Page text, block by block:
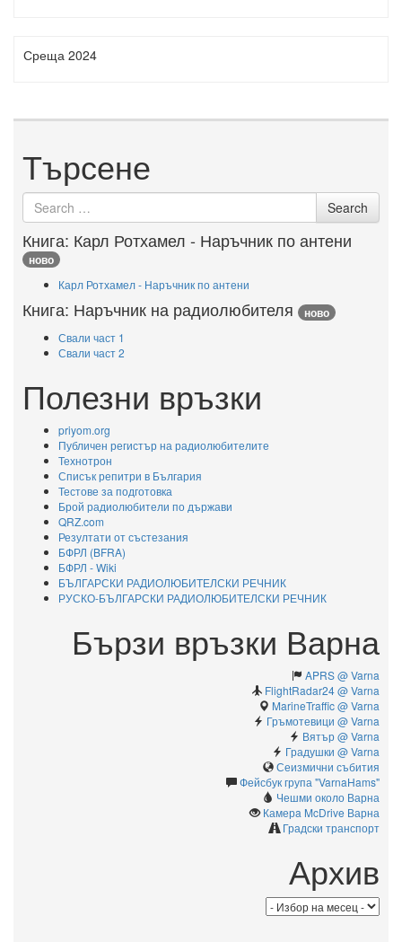
Среща 2024
Търсене
Search
for
Search
Книга: Карл Ротхамел - Наръчник по антени
ново
Карл Ротхамел - Наръчник по антени
Книга: Наръчник на радиолюбителя ново
Свали част 1
Свали част 2
Полезни връзки
priyom.org
Публичен регистър на радиолюбителите
Технотрон
Списък репитри в България
Тестове за подготовка
Брой радиолюбители по държави
QRZ.com
Резултати от състезания
БФРЛ (BFRA)
БФРЛ - Wiki
БЪЛГАРСКИ РАДИОЛЮБИТЕЛСКИ РЕЧНИК
РУСКО-БЪЛГАРСКИ РАДИОЛЮБИТЕЛСКИ РЕЧНИК
Бързи връзки Варна
APRS @ Varna
FlightRadar24 @ Varna
MarineTraffic @ Varna
Гръмотевици @ Varna
Вятър @ Varna
Градушки @ Varna
Сеизмични събития
Фейсбук група "VarnaHams"
Чешми около Варна
Камерa McDrive Варна
Градски транспорт
Архив
Архив